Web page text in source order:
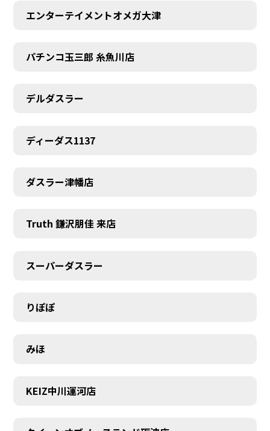
エンターテイメントオメガ大津
パチンコ玉三郎 糸魚川店
デルダスラー
ディーダス1137
ダスラー津幡店
Truth 鎌沢朋佳 来店
スーパーダスラー
りぽぽ
みほ
KEIZ中川運河店